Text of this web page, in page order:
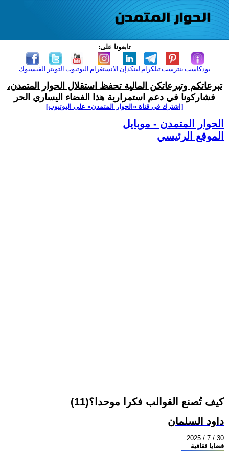
تابعونا على:
الفيسبوك التويتر اليوتيوب الانستغرام لينكدإن تيلكرامبنترست بودكاست
تبرعاتكم وتبرعاتكن المالية تحفظ استقلال الحوار المتمدن،
فشاركونا في دعم استمرارية هذا الفضاء اليساري الحر
[اشترك في قناة ‫«الحوار المتمدن» على اليوتيوب]
الحوار المتمدن - موبايل
الموقع الرئيسي
كيف تُصنع القوالب فكرا موحدا؟(11)
داود السلمان
2025 / 7 / 30
قضايا ثقافية